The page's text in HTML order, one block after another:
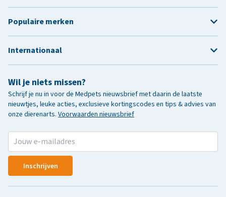
Wil je niets missen?
Schrijf je nu in voor de Medpets nieuwsbrief met daarin de laatste
nieuwtjes, leuke acties, exclusieve kortingscodes en tips & advies van
onze dierenarts. Voorwaarden nieuwsbrief
Inschrijven
Populaire merken
Internationaal